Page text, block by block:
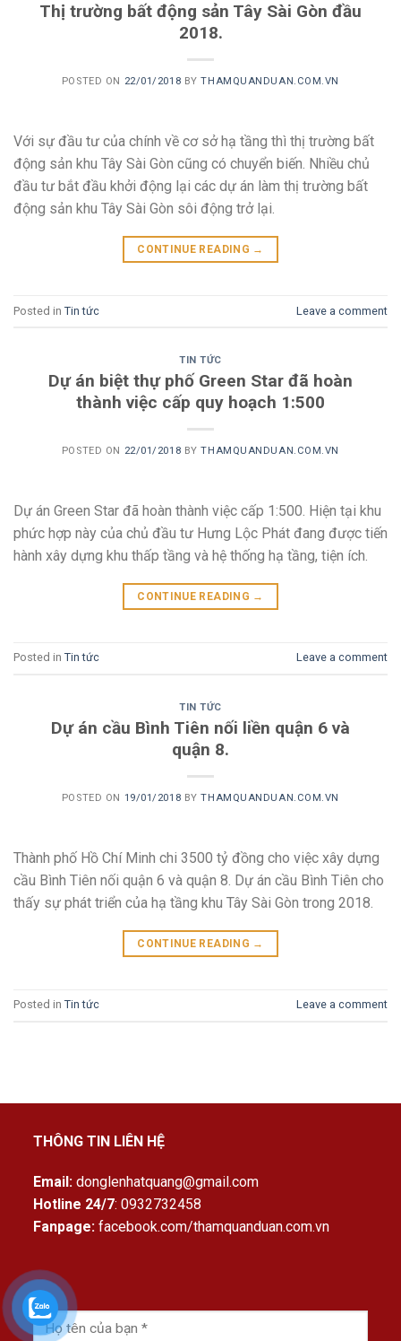
Thị trường bất động sản Tây Sài Gòn đầu
2018.
POSTED ON 22/01/2018 BYTHAMQUANDUAN.COM.VN
Với sự đầu tư của chính về cơ sở hạ tầng thì thị trường bất
động sản khu Tây Sài Gòn cũng có chuyển biến. Nhiều chủ
đầu tư bắt đầu khởi động lại các dự án làm thị trường bất
động sản khu Tây Sài Gòn sôi động trở lại.
CONTINUE READING →
Posted in Tin tức Leave a comment
TIN TỨC
Dự án biệt thự phố Green Star đã hoàn
thành việc cấp quy hoạch 1:500
POSTED ON 22/01/2018 BYTHAMQUANDUAN.COM.VN
Dự án Green Star đã hoàn thành việc cấp 1:500. Hiện tại khu
phức hợp này của chủ đầu tư Hưng Lộc Phát đang được tiến
hành xây dựng khu thấp tầng và hệ thống hạ tầng, tiện ích.
CONTINUE READING →
Posted in Tin tức Leave a comment
TIN TỨC
Dự án cầu Bình Tiên nối liền quận 6 và
quận 8.
POSTED ON 19/01/2018 BYTHAMQUANDUAN.COM.VN
Thành phố Hồ Chí Minh chi 3500 tỷ đồng cho việc xây dựng
cầu Bình Tiên nối quận 6 và quận 8. Dự án cầu Bình Tiên cho
thấy sự phát triển của hạ tầng khu Tây Sài Gòn trong 2018.
CONTINUE READING →
Posted in Tin tức Leave a comment
THÔNG TIN LIÊN HỆ
Email: donglenhatquang@gmail.com
Hotline 24/7: 0932732458
Fanpage: facebook.com/thamquanduan.com.vn